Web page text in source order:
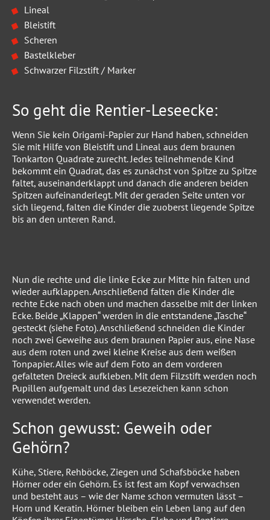
Lineal
Bleistift
Scheren
Bastelkleber
Schwarzer Filzstift / Marker
So geht die Rentier-Leseecke:
Wenn Sie kein Origami-Papier zur Hand haben, schneiden
Sie mit Hilfe von Bleistift und Lineal aus dem braunen
Tonkarton Quadrate zurecht. Jedes teilnehmende Kind
bekommt ein Quadrat, das es zunächst von Spitze zu Spitze
faltet, auseinanderklappt und danach die anderen beiden
Spitzen aufeinanderlegt. Mit der geraden Seite unten vor
sich liegend, falten die Kinder die zuoberst liegende Spitze
bis an den unteren Rand.
Nun die rechte und die linke Ecke zur Mitte hin falten und
wieder aufklappen. Anschließend falten die Kinder die
rechte Ecke nach oben und machen dasselbe mit der linken
Ecke. Beide „Klappen“ werden in die entstandene „Tasche“
gesteckt (siehe Foto). Anschließend schneiden die Kinder
noch zwei Geweihe aus dem braunen Papier aus, eine Nase
aus dem roten und zwei kleine Kreise aus dem weißen
Tonpapier. Alles wie auf dem Foto an dem vorderen
gefalteten Dreieck aufkleben. Mit dem Filzstift werden noch
Pupillen aufgemalt und das Lesezeichen kann schon
verwendet werden.
Schon gewusst: Geweih oder
Gehörn?
Kühe, Stiere, Rehböcke, Ziegen und Schafsböcke haben
Hörner oder ein Gehörn. Es ist fest am Kopf verwachsen
und besteht aus – wie der Name schon vermuten lässt –
Horn und Keratin. Hörner bleiben ein Leben lang auf den